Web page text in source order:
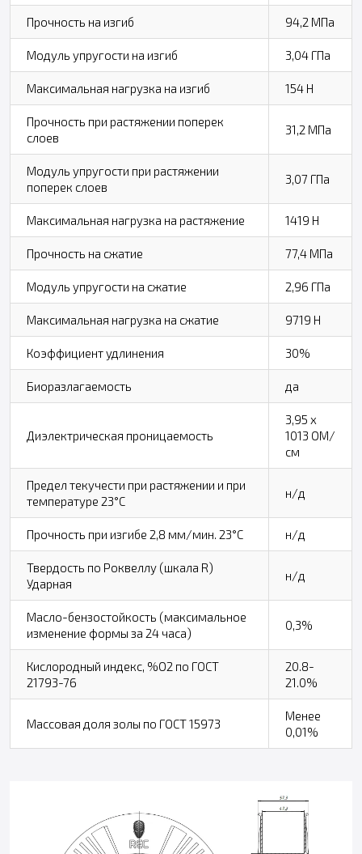
Прочность на изгиб 94,2 МПа
Модуль упругости на изгиб 3,04 ГПа
Максимальная нагрузка на изгиб 154 Н
Прочность при растяжении поперек
слоев
31,2 МПа
Модуль упругости при растяжении
поперек слоев
3,07 ГПа
Максимальная нагрузка на растяжение 1419 Н
Прочность на сжатие 77,4 МПа
Модуль упругости на сжатие 2,96 ГПа
Максимальная нагрузка на сжатие 9719 Н
Коэффициент удлинения 30%
Биоразлагаемость да
Диэлектрическая проницаемость
3,95 х
1013 ОМ/
см
Предел текучести при растяжении и при
температуре 23°С
н/д
Прочность при изгибе 2,8 мм/мин. 23°C н/д
Твердость по Роквеллу (шкала R)
Ударная
н/д
Масло-бензостойкость (максимальное
изменение формы за 24 часа)
0,3%
Кислородный индекс, %O2 по ГОСТ
21793-76
20.8-
21.0%
Массовая доля золы по ГОСТ 15973
Менее
0,01%